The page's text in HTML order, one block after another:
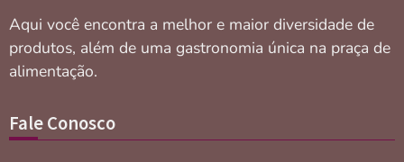
Aqui você encontra a melhor e maior diversidade de
produtos, além de uma gastronomia única na praça de
alimentação.
Fale Conosco